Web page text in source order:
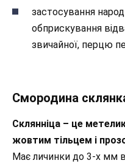
застосування
обприскування
звичайної, перцю
Смородина
Склянніца – це
жовтим тільцем і
Має личинки до 3-х мм